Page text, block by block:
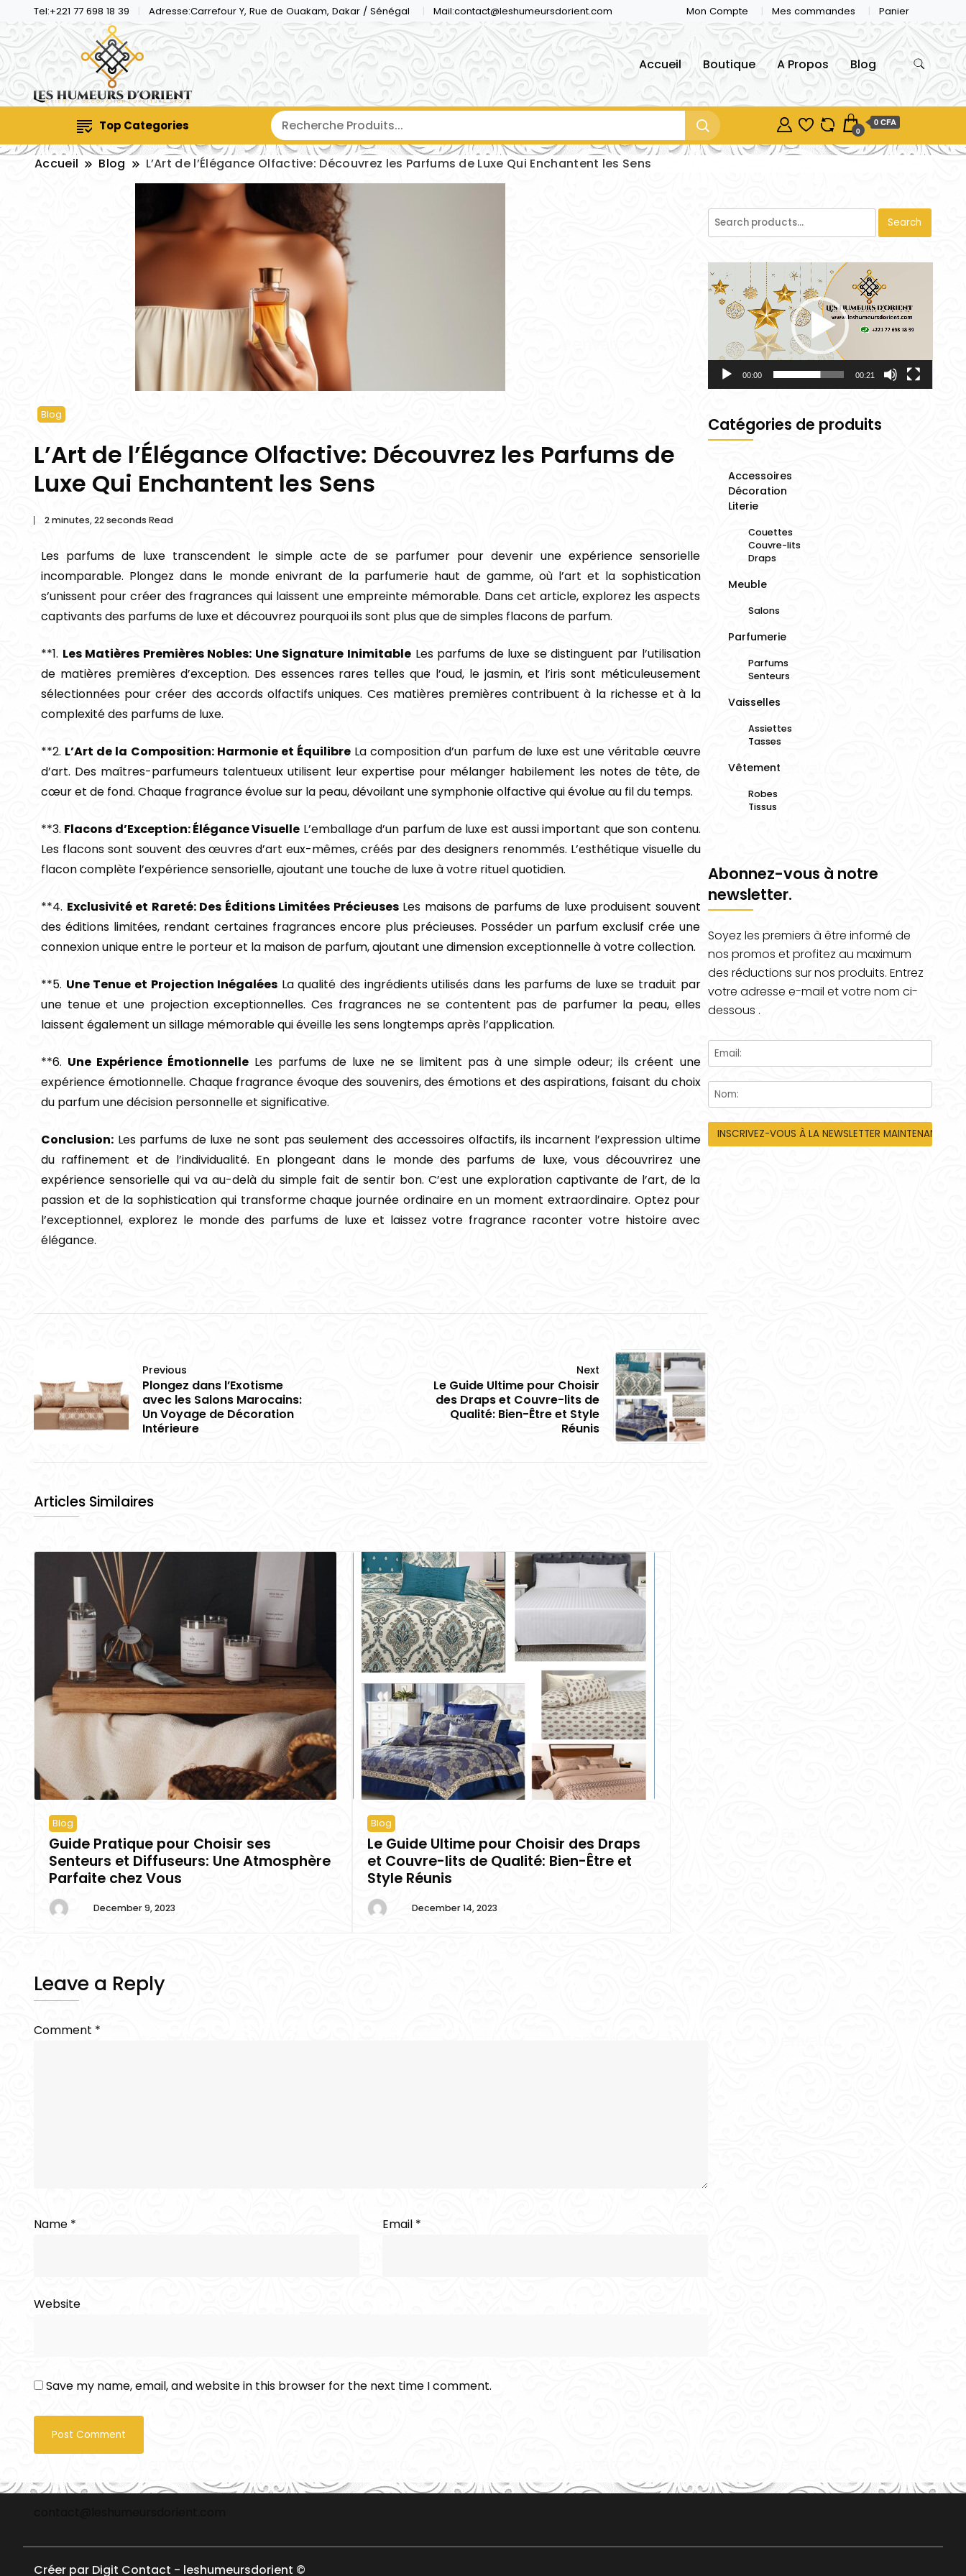
Tel:+221 77 698 18 39 Adresse:Carrefour Y, Rue de Ouakam, Dakar / Sénégal Mail:contact@leshumeursdorient.com Mon Compte Mes commandes Panier
Accueil Boutique A Propos Blog
Top Categories 0
0 CFA
Accueil Blog L’Art de l’Élégance Olfactive: Découvrez les Parfums de Luxe Qui Enchantent les Sens
Blog
L’Art de l’Élégance Olfactive: Découvrez les Parfums de
Luxe Qui Enchantent les Sens
2 minutes, 22 seconds Read
Les parfums de luxe transcendent le simple acte de se parfumer pour devenir une expérience sensorielle
incomparable. Plongez dans le monde enivrant de la parfumerie haut de gamme, où l’art et la sophistication
s’unissent pour créer des fragrances qui laissent une empreinte mémorable. Dans cet article, explorez les aspects
captivants des parfums de luxe et découvrez pourquoi ils sont plus que de simples flacons de parfum.
**1. Les Matières Premières Nobles: Une Signature InimitableLes parfums de luxe se distinguent par l’utilisation
de matières premières d’exception. Des essences rares telles que l’oud, le jasmin, et l’iris sont méticuleusement
sélectionnées pour créer des accords olfactifs uniques. Ces matières premières contribuent à la richesse et à la
complexité des parfums de luxe.
**2. L’Art de la Composition: Harmonie et Équilibre La composition d’un parfum de luxe est une véritable œuvre
d’art. Des maîtres-parfumeurs talentueux utilisent leur expertise pour mélanger habilement les notes de tête, de
cœur et de fond. Chaque fragrance évolue sur la peau, dévoilant une symphonie olfactive qui évolue au fil du temps.
**3. Flacons d’Exception: Élégance Visuelle L’emballage d’un parfum de luxe est aussi important que son contenu.
Les flacons sont souvent des œuvres d’art eux-mêmes, créés par des designers renommés. L’esthétique visuelle du
flacon complète l’expérience sensorielle, ajoutant une touche de luxe à votre rituel quotidien.
**4. Exclusivité et Rareté: Des Éditions Limitées PrécieusesLes maisons de parfums de luxe produisent souvent
des éditions limitées, rendant certaines fragrances encore plus précieuses. Posséder un parfum exclusif crée une
connexion unique entre le porteur et la maison de parfum, ajoutant une dimension exceptionnelle à votre collection.
**5. Une Tenue et Projection Inégalées La qualité des ingrédients utilisés dans les parfums de luxe se traduit par
une tenue et une projection exceptionnelles. Ces fragrances ne se contentent pas de parfumer la peau, elles
laissent également un sillage mémorable qui éveille les sens longtemps après l’application.
**6. Une Expérience Émotionnelle Les parfums de luxe ne se limitent pas à une simple odeur; ils créent une
expérience émotionnelle. Chaque fragrance évoque des souvenirs, des émotions et des aspirations, faisant du choix
du parfum une décision personnelle et significative.
Conclusion: Les parfums de luxe ne sont pas seulement des accessoires olfactifs, ils incarnent l’expression ultime
du raffinement et de l’individualité. En plongeant dans le monde des parfums de luxe, vous découvrirez une
expérience sensorielle qui va au-delà du simple fait de sentir bon. C’est une exploration captivante de l’art, de la
passion et de la sophistication qui transforme chaque journée ordinaire en un moment extraordinaire. Optez pour
l’exceptionnel, explorez le monde des parfums de luxe et laissez votre fragrance raconter votre histoire avec
élégance.
Previous
Plongez dans l’Exotisme
avec les Salons Marocains:
Un Voyage de Décoration
Intérieure
Next
Le Guide Ultime pour Choisir
des Draps et Couvre-lits de
Qualité: Bien-Être et Style
Réunis
Articles Similaires
Blog
Guide Pratique pour Choisir ses
Senteurs et Diffuseurs: Une Atmosphère
Parfaite chez Vous
December 9, 2023
Blog
Le Guide Ultime pour Choisir des Draps
et Couvre-lits de Qualité: Bien-Être et
Style Réunis
December 14, 2023
Leave a Reply
Comment *
Name * Email *
Website
Save my name, email, and website in this browser for the next time I comment.
Search
Video
Player
00:00 00:21
Catégories de produits
Accessoires
Décoration
Literie
Couettes
Couvre-lits
Draps
Meuble
Salons
Parfumerie
Parfums
Senteurs
Vaisselles
Assiettes
Tasses
Vêtement
Robes
Tissus
Abonnez-vous à notre
newsletter.
Soyez les premiers à être informé de
nos promos et profitez au maximum
des réductions sur nos produits. Entrez
votre adresse e-mail et votre nom ci-
dessous .
Créer par Digit Contact - leshumeursdorient ©